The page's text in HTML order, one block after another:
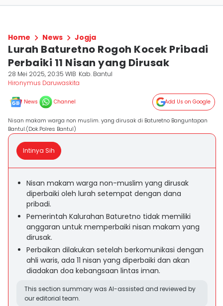
Home News Jogja
Lurah Baturetno Rogoh Kocek Pribadi
Perbaiki 11 Nisan yang Dirusak
28 Mei 2025, 20:35 WIB Kab. Bantul
Hironymus Daruwaskita
News Channel Add Us on Google
Nisan makam warga non muslim. yang dirusak di Baturetno Banguntapan
Bantul.(Dok.Polres Bantul)
Intinya Sih
Nisan makam warga non-muslim yang dirusak
diperbaiki oleh lurah setempat dengan dana
pribadi.
Pemerintah Kalurahan Baturetno tidak memiliki
anggaran untuk memperbaiki nisan makam yang
dirusak.
Perbaikan dilakukan setelah berkomunikasi dengan
ahli waris, ada 11 nisan yang diperbaiki dan akan
diadakan doa kebangsaan lintas iman.
This section summary was AI-assisted and reviewed by
our editorial team.